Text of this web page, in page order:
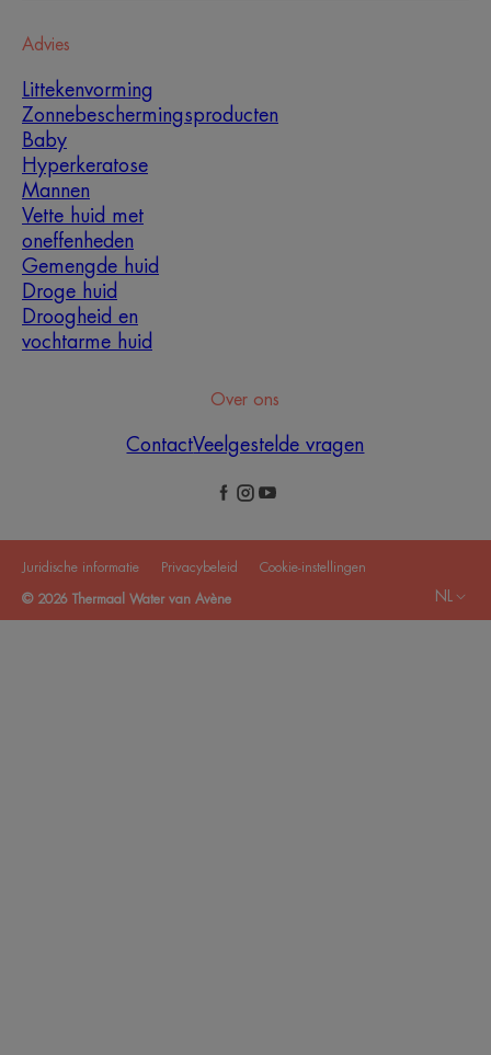
Advies
Littekenvorming
Zonnebeschermingsproducten
Baby
Hyperkeratose
Mannen
Vette huid met
oneffenheden
Gemengde huid
Droge huid
Droogheid en
vochtarme huid
Over ons
ContactVeelgestelde vragen
Juridische informatie Privacybeleid Cookie-instellingen
© 2026 Thermaal Water van Avène NL